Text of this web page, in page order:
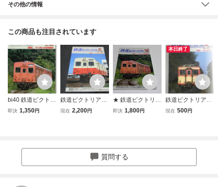
その他の情報
この商品も注目されています
bi40 鉄道ピクトリ
アル 1045 2025-1
即決 1,350円
鉄道ピクトリアル
2004年2月号 キハ
現在 2,200円
★ 鉄道ピクトリア
ル 2025年12月
即決 1,800円
本日終了
鉄道ピクトリア
ル 2003年３月
現在 500円
質問する